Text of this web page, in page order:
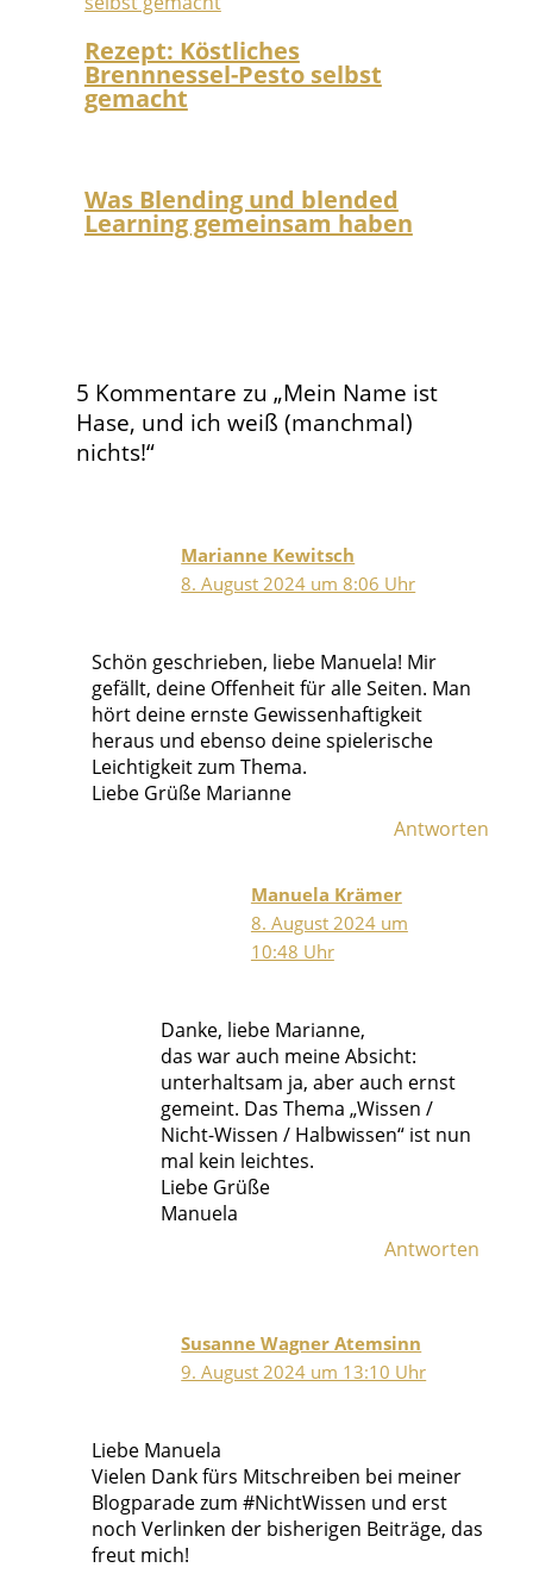
Rezept: Köstliches
Brennnessel-Pesto selbst
gemacht
Was Blending und blended
Learning gemeinsam haben
5 Kommentare zu „Mein Name ist
Hase, und ich weiß (manchmal)
nichts!“
Marianne Kewitsch
8. August 2024 um 8:06 Uhr
Schön geschrieben, liebe Manuela! Mir
gefällt, deine Offenheit für alle Seiten. Man
hört deine ernste Gewissenhaftigkeit
heraus und ebenso deine spielerische
Leichtigkeit zum Thema.
Liebe Grüße Marianne
Antworten
Manuela Krämer
8. August 2024 um
10:48 Uhr
Danke, liebe Marianne,
das war auch meine Absicht:
unterhaltsam ja, aber auch ernst
gemeint. Das Thema „Wissen /
Nicht-Wissen / Halbwissen“ ist nun
mal kein leichtes.
Liebe Grüße
Manuela
Antworten
Susanne Wagner Atemsinn
9. August 2024 um 13:10 Uhr
Liebe Manuela
Vielen Dank fürs Mitschreiben bei meiner
Blogparade zum #NichtWissen und erst
noch Verlinken der bisherigen Beiträge, das
freut mich!